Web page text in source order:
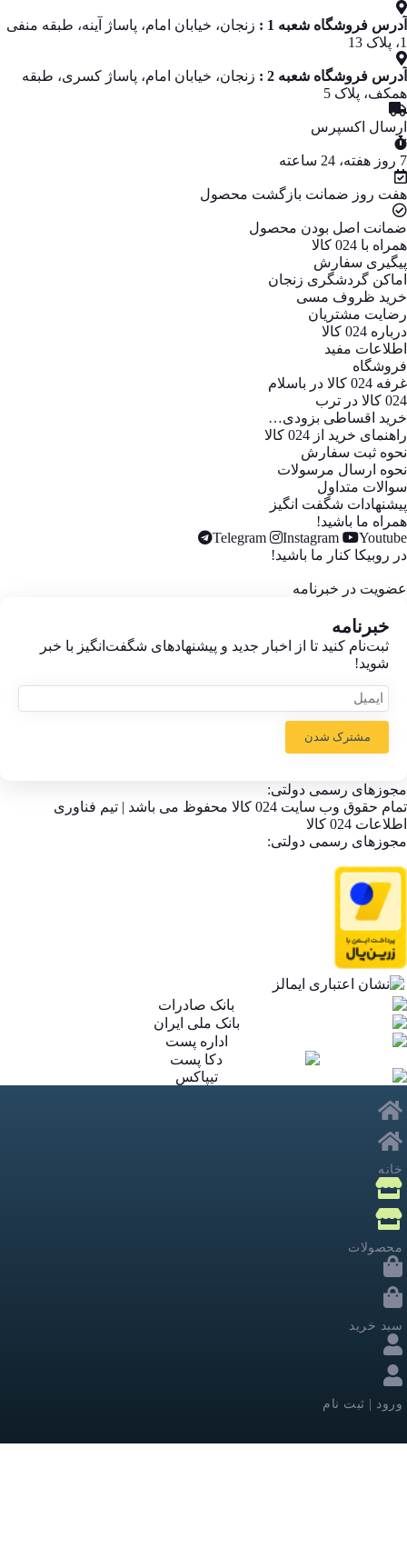
آدرس فروشگاه شعبه 1 :
زنجان، خیابان امام، پاساژ آینه، طبقه منفی
1، پلاک 13
آدرس فروشگاه شعبه 2 :
زنجان، خیابان امام، پاساژ کسری، طبقه
همکف، پلاک 5
ارسال اکسپرس
7 روز هفته، 24 ساعته
هفت روز ضمانت بازگشت محصول
ضمانت اصل بودن محصول
همراه با 024 کالا
پیگیری سفارش
اماکن گردشگری زنجان
خرید ظروف مسی
رضایت مشتریان
درباره 024 کالا
اطلاعات مفید
فروشگاه
غرفه 024 کالا در باسلام
024 کالا در ترب
خرید اقساطی بزودی…
راهنمای خرید از 024 کالا
نحوه ثبت سفارش
نحوه ارسال مرسولات
سوالات متداول
پیشنهادات شگفت انگیز
همراه ما باشید!
Youtube
Instagram
Telegram
در روبیکا کنار ما باشید!
عضویت در خبرنامه
خبر‌نامه
ثبت‌نام کنید تا از اخبار جدید و پیشنهاد‌های شگفت‌انگیز با خبر
شوید!
مشترک شدن
مجوزهای رسمی دولتی:
تمام حقوق وب سایت 024 کالا محفوظ می باشد | تیم فناوری
اطلاعات 024 کالا
مجوزهای رسمی دولتی:
خانه
محصولات
سبد خرید
ورود | ثبت نام